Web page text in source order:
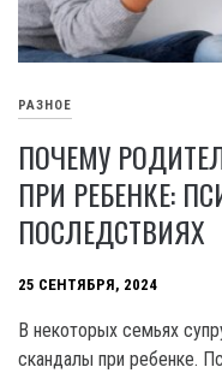
РАЗНОЕ
ПОЧЕМУ
ПРИ РЕБЕНКЕ:
ПОСЛЕДСТВИЯХ
25 СЕНТЯБРЯ, 2024
В некоторых семьях
скандалы при ребенке.